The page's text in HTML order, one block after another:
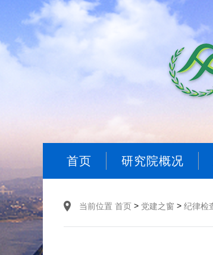
首页 研究院概况
当前位置 首页 > 党建之窗 > 纪律检